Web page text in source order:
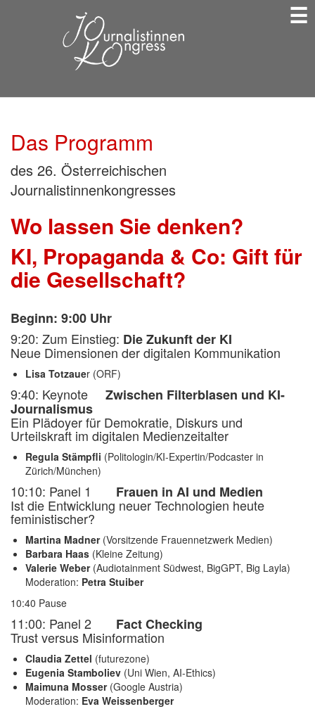
☰
Das Programm
des 26. Österreichischen
Journalistinnenkongresses
Wo lassen Sie denken?
KI, Propaganda & Co: Gift für
die Gesellschaft?
Beginn: 9:00 Uhr
9:20: Zum Einstieg: Die Zukunft der KI
Neue Dimensionen der digitalen Kommunikation
Lisa Totzauer (ORF)
9:40: Keynote Zwischen Filterblasen und KI-
Journalismus
Ein Plädoyer für Demokratie, Diskurs und
Urteilskraft im digitalen Medienzeitalter
Regula Stämpfli (Politologin/KI-Expertin/Podcaster in
Zürich/München)
10:10: Panel 1 Frauen in AI und Medien
Ist die Entwicklung neuer Technologien heute
feministischer?
Martina Madner (Vorsitzende Frauennetzwerk Medien)
Barbara Haas (Kleine Zeitung)
Valerie Weber (Audiotainment Südwest, BigGPT, Big Layla)
Moderation: Petra Stuiber
10:40 Pause
11:00: Panel 2 Fact Checking
Trust versus Misinformation
Claudia Zettel (futurezone)
Eugenia Stamboliev (Uni Wien, AI-Ethics)
Maimuna Mosser (Google Austria)
Moderation: Eva Weissenberger